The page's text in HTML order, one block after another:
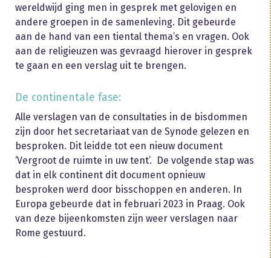
wereldwijd ging men in gesprek met gelovigen en
andere groepen in de samenleving. Dit gebeurde
aan de hand van een tiental thema’s en vragen. Ook
aan de religieuzen was gevraagd hierover in gesprek
te gaan en een verslag uit te brengen.
De continentale fase:
Alle verslagen van de consultaties in de bisdommen
zijn door het secretariaat van de Synode gelezen en
besproken. Dit leidde tot een nieuw document
‘Vergroot de ruimte in uw tent’. De volgende stap was
dat in elk continent dit document opnieuw
besproken werd door bisschoppen en anderen. In
Europa gebeurde dat in februari 2023 in Praag. Ook
van deze bijeenkomsten zijn weer verslagen naar
Rome gestuurd.